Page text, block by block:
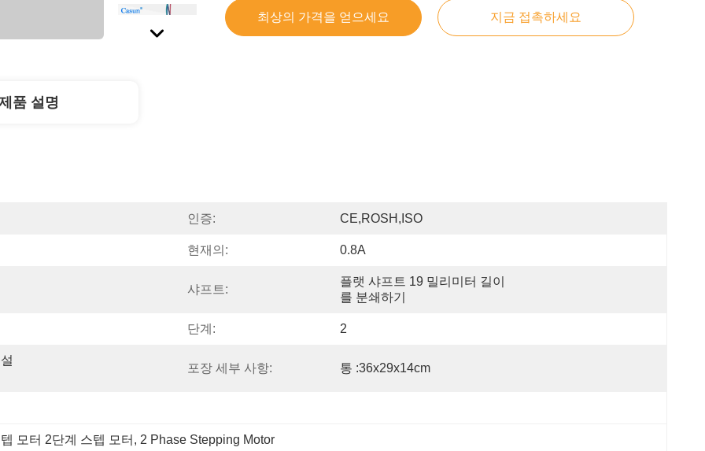
최상의 가격을 얻으세요 지금 접촉하세요
품 설명
인증: CE,ROSH,ISO
현재의: 0.8A
샤프트:
플랫 샤프트 19 밀리미터 길이
를 분쇄하기
단계: 2
포장 세부 사항: 통 :36x29x14cm
모터 2단계 스텝 모터 , 2 Phase Stepping Motor